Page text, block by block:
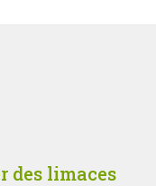
des limaces